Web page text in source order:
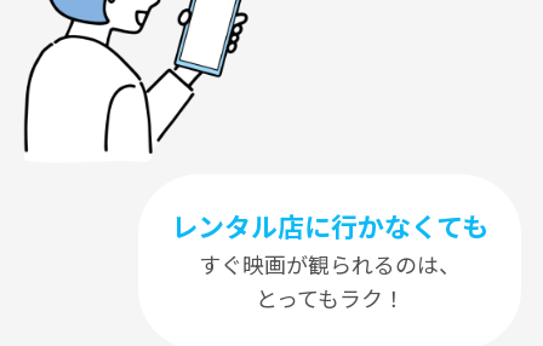
レンタル店に行かなくても
すぐ映画が観られるのは、
とってもラク！